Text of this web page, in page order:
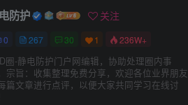
防护 关注
0 267 30 1 236W+
圈-静电防护门户网编辑，协助处理圈内事
宗旨：收集整理免费分享，欢迎各位业界朋友
篇文章进行点评，以便大家共同学习在线讨